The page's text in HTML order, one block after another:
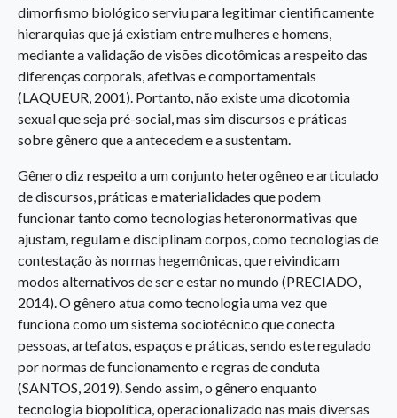
dimorfismo biológico serviu para legitimar cientificamente
hierarquias que já existiam entre mulheres e homens,
mediante a validação de visões dicotômicas a respeito das
diferenças corporais, afetivas e comportamentais
(LAQUEUR, 2001). Portanto, não existe uma dicotomia
sexual que seja pré-social, mas sim discursos e práticas
sobre gênero que a antecedem e a sustentam.
Gênero diz respeito a um conjunto heterogêneo e articulado
de discursos, práticas e materialidades que podem
funcionar tanto como tecnologias heteronormativas que
ajustam, regulam e disciplinam corpos, como tecnologias de
contestação às normas hegemônicas, que reivindicam
modos alternativos de ser e estar no mundo (PRECIADO,
2014). O gênero atua como tecnologia uma vez que
funciona como um sistema sociotécnico que conecta
pessoas, artefatos, espaços e práticas, sendo este regulado
por normas de funcionamento e regras de conduta
(SANTOS, 2019). Sendo assim, o gênero enquanto
tecnologia biopolítica, operacionalizado nas mais diversas